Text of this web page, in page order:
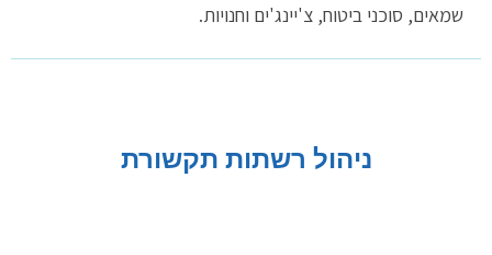
שמאים, ​סוכני ביטוח, ​צ'יינג'ים וחנויות.
ניהול רשתות תקשורת